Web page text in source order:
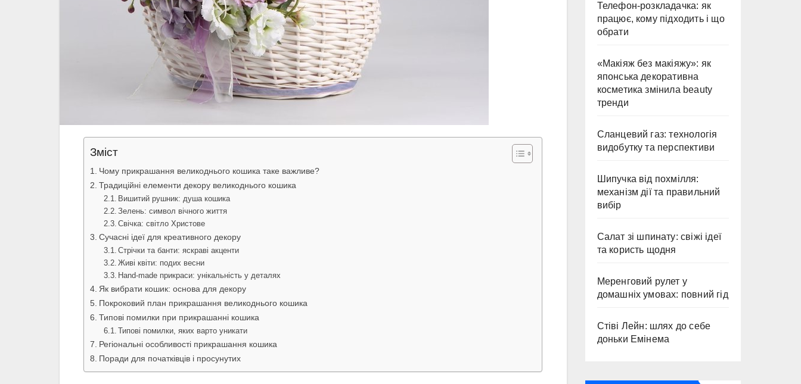
Зміст
Чому прикрашання великоднього кошика таке важливе?
Традиційні елементи декору великоднього кошика
Вишитий рушник: душа кошика
Зелень: символ вічного життя
Свічка: світло Христове
Сучасні ідеї для креативного декору
Стрічки та банти: яскраві акценти
Живі квіти: подих весни
Hand-made прикраси: унікальність у деталях
Як вибрати кошик: основа для декору
Покроковий план прикрашання великоднього кошика
Типові помилки при прикрашанні кошика
Типові помилки, яких варто уникати
Регіональні особливості прикрашання кошика
Поради для початківців і просунутих
Телефон-розкладачка: як
працює, кому підходить і що
обрати
«Макіяж без макіяжу»: як
японська декоративна
косметика змінила beauty
тренди
Сланцевий газ: технологія
видобутку та перспективи
Шипучка від похмілля:
механізм дії та правильний
вибір
Салат зі шпинату: свіжі ідеї
та користь щодня
Меренговий рулет у
домашніх умовах: повний гід
Стіві Лейн: шлях до себе
доньки Емінема